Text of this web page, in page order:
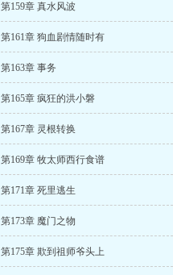
第159章 真水风波
第161章 狗血剧情随时有
第163章 事务
第165章 疯狂的洪小磐
第167章 灵根转换
第169章 牧太师西行食谱
第171章 死里逃生
第173章 魔门之物
第175章 欺到祖师爷头上